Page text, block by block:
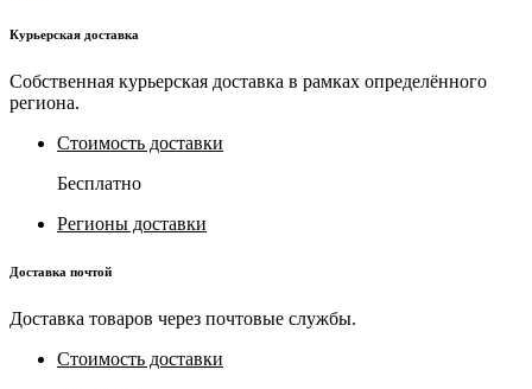
Курьерская доставка
Собственная курьерская доставка в рамках определённого
региона.
Стоимость доставки
Бесплатно
Регионы доставки
Доставка почтой
Доставка товаров через почтовые службы.
Стоимость доставки